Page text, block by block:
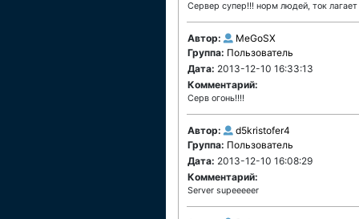
Сервер супер!!! норм людей, ток лагает
Автор:
MeGoSX
Группа: Пользователь
Дата: 2013-12-10 16:33:13
Комментарий:
Серв огонь!!!!
Автор:
d5kristofer4
Группа: Пользователь
Дата: 2013-12-10 16:08:29
Комментарий:
Server supeeeeer